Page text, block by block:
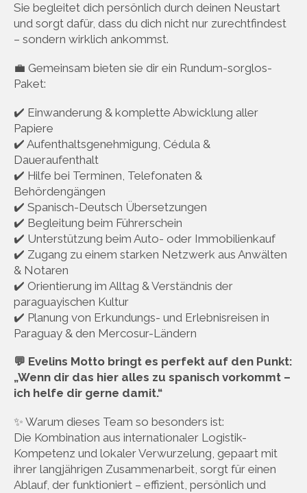
Sie begleitet dich persönlich durch deinen Neustart
und sorgt dafür, dass du dich nicht nur zurechtfindest
– sondern wirklich ankommst.
💼 Gemeinsam bieten sie dir ein Rundum-sorglos-
Paket:
✔️ Einwanderung & komplette Abwicklung aller
Papiere
✔️ Aufenthaltsgenehmigung, Cédula &
Daueraufenthalt
✔️ Hilfe bei Terminen, Telefonaten &
Behördengängen
✔️ Spanisch-Deutsch Übersetzungen
✔️ Begleitung beim Führerschein
✔️ Unterstützung beim Auto- oder Immobilienkauf
✔️ Zugang zu einem starken Netzwerk aus Anwälten
& Notaren
✔️ Orientierung im Alltag & Verständnis der
paraguayischen Kultur
✔️ Planung von Erkundungs- und Erlebnisreisen in
Paraguay & den Mercosur-Ländern
💬 Evelins Motto bringt es perfekt auf den Punkt:
„Wenn dir das hier alles zu spanisch vorkommt –
ich helfe dir gerne damit.“
✨ Warum dieses Team so besonders ist:
Die Kombination aus internationaler Logistik-
Kompetenz und lokaler Verwurzelung, gepaart mit
ihrer langjährigen Zusammenarbeit, sorgt für einen
Ablauf, der funktioniert – effizient, persönlich und